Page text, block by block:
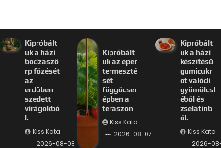
Kipróbált
uk a házi
bodzaszö
rp főzését
az
erdőben
szedett
virágokbó
l.
Kiss Kata
2026-08-08
Kipróbált
uk az eper
termeszté
sét
függőcser
épben a
teraszon
Kiss Kata
2026-08-07
Kipróbált
uk a házi
készítésű
gumicukr
ot valódi
gyümölcsl
éből és
zselatinb
ól.
Kiss Kata
2026-